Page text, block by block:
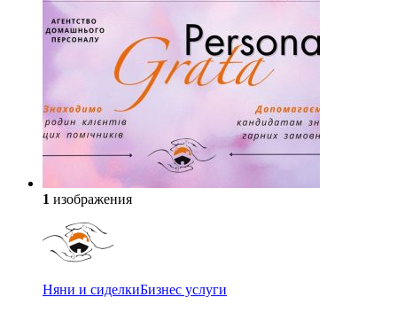
1 изображения
Няни и сиделкиБизнес услуги